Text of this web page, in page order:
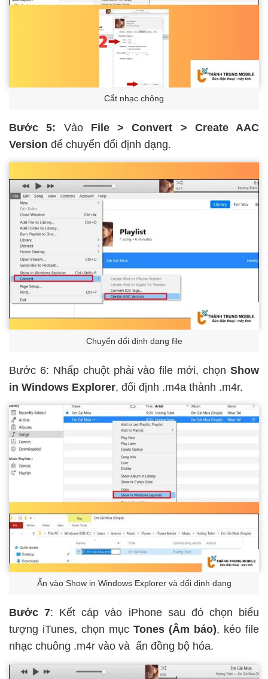
Cắt nhạc chông
Bước 5: Vào File > Convert > Create AAC
Version để chuyển đổi định dạng.
Chuyển đổi định dạng file
Bước 6: Nhấp chuột phải vào file mới, chọn Show
in Windows Explorer, đổi định .m4a thành .m4r.
Ấn vào Show in Windows Explorer và đổi định dạng
Bước 7: Kết cáp vào iPhone sau đó chọn biểu
tượng iTunes, chọn mục Tones (Âm báo), kéo file
nhạc chuông .m4r vào và ấn đồng bộ hóa.